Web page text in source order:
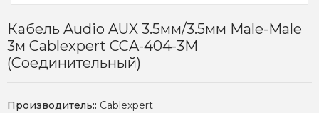
Кабель Audio AUX 3.5мм/3.5мм Male-Male
3м Cablexpert CCA-404-3M
(Соединительный)
Производитель:: Cablexpert